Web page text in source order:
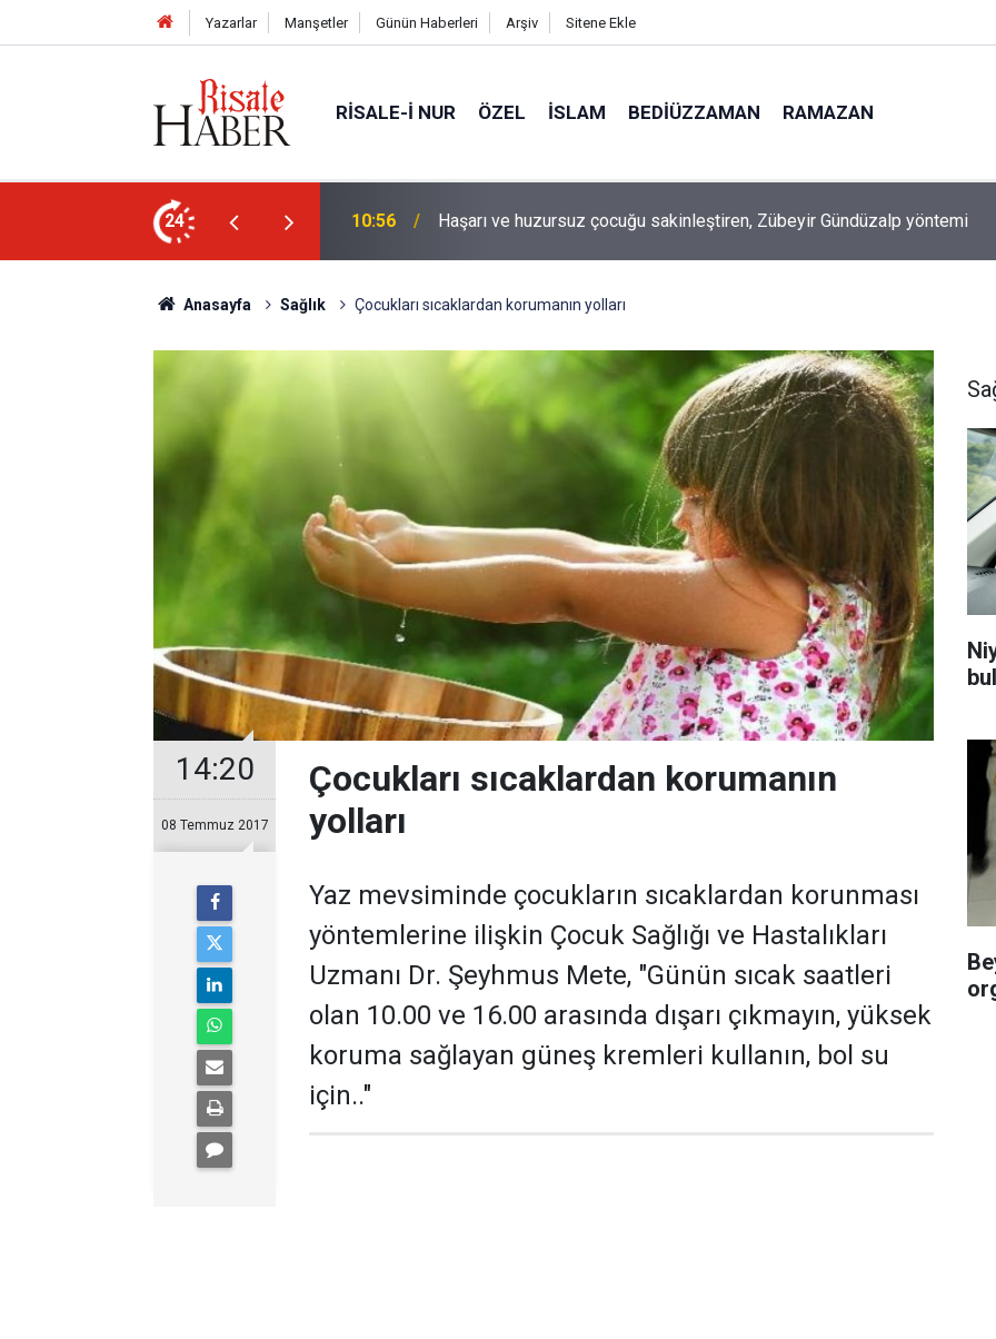
Yazarlar Manşetler Günün Haberleri Arşiv Sitene Ekle
RISALE-I NUR ÖZEL İSLAM BEDIÜZZAMAN RAMAZAN
24
Zübeyir Gündüzalp yöntemi 10:00 Niye 'dilimin ucunda' demek zorunda kalıyoruz?
Anasayfa Sağlık Çocukları sıcaklardan korumanın yolları
14:20
08 Temmuz 2017
Çocukları sıcaklardan korumanın
yolları
Yaz mevsiminde çocukların sıcaklardan korunması
yöntemlerine ilişkin Çocuk Sağlığı ve Hastalıkları
Uzmanı Dr. Şeyhmus Mete, "Günün sıcak saatleri
olan 10.00 ve 16.00 arasında dışarı çıkmayın, yüksek
koruma sağlayan güneş kremleri kullanın, bol su
için.."